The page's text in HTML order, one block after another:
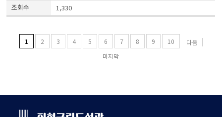
1,330
1 2 3 4 5 6 7 8 9 10
다음
마지막